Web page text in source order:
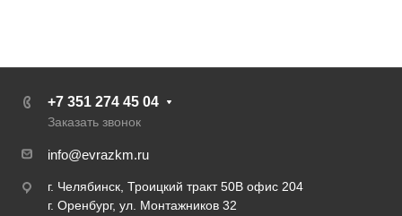
+7 351 274 45 04
Заказать звонок
info@evrazkm.ru
г. Челябинск, Троицкий тракт 50В офис 204
г. Оренбург, ул. Монтажников 32